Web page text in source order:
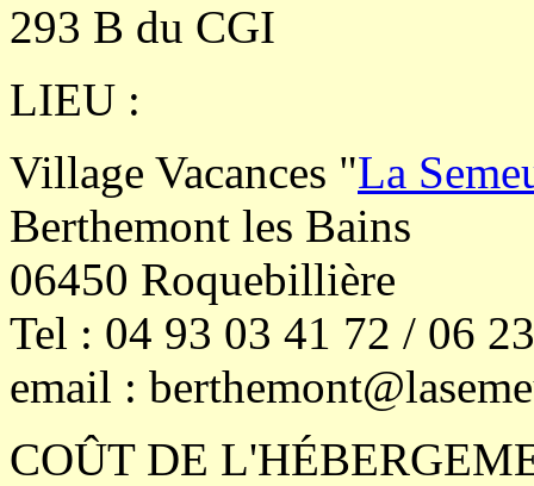
293 B du CGI
LIEU :
Village Vacances "La
Berthemont les Bains
06450 Roquebillière
Tel : 04 93 03 41 72 / 06
email :
COÛT DE